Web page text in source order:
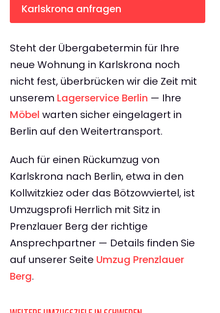
Karlskrona anfragen
Steht der Übergabetermin für Ihre
neue Wohnung in Karlskrona noch
nicht fest, überbrücken wir die Zeit mit
unserem Lagerservice Berlin — Ihre
Möbel warten sicher eingelagert in
Berlin auf den Weitertransport.
Auch für einen Rückumzug von
Karlskrona nach Berlin, etwa in den
Kollwitzkiez oder das Bötzowviertel, ist
Umzugsprofi Herrlich mit Sitz in
Prenzlauer Berg der richtige
Ansprechpartner — Details finden Sie
auf unserer Seite Umzug Prenzlauer
Berg.